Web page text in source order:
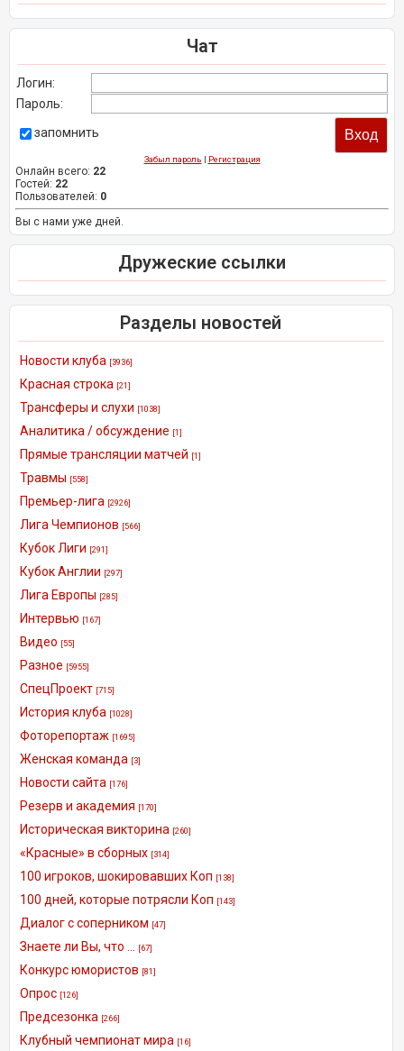
Чат
Логин:
Пароль:
запомнить
Забыл пароль | Регистрация
Онлайн всего: 22
Гостей: 22
Пользователей: 0
Вы с нами уже дней.
Дружеские ссылки
Разделы новостей
Новости клуба [3936]
Красная строка [21]
Трансферы и слухи [1038]
Аналитика / обсуждение [1]
Прямые трансляции матчей [1]
Травмы [558]
Премьер-лига [2926]
Лига Чемпионов [566]
Кубок Лиги [291]
Кубок Англии [297]
Лига Европы [285]
Интервью [167]
Видео [55]
Разное [5955]
СпецПроект [715]
История клуба [1028]
Фоторепортаж [1695]
Женская команда [3]
Новости сайта [176]
Резерв и академия [170]
Историческая викторина [260]
«Красные» в сборных [314]
100 игроков, шокировавших Коп [138]
100 дней, которые потрясли Коп [143]
Диалог с соперником [47]
Знаете ли Вы, что ... [67]
Конкурс юмористов [81]
Опрос [126]
Предсезонка [266]
Клубный чемпионат мира [16]